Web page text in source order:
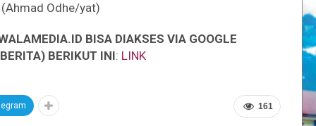
Odhe/yat)
BISA DIAKSES VIA GOOGLE
BERIKUT INI: LINK
161